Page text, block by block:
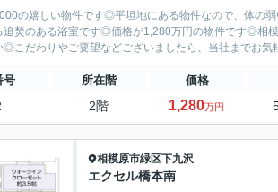
の嬉しい物件です◎平坦地にある物件なので、体の
追焚のある浴室です◎価格が1,280万円の物件です◎相
◎こだわりやご要望などございましたら、当社までお気
号 所在階 価格
2階 1,280万円
相模原市緑区下九沢
エクセル橋本南